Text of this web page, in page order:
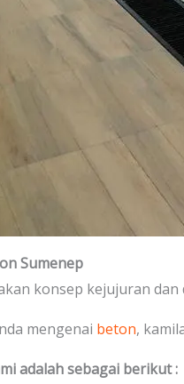
Sumenep
konsep kejujuran
mengenai beton,
adalah sebagai berikut :